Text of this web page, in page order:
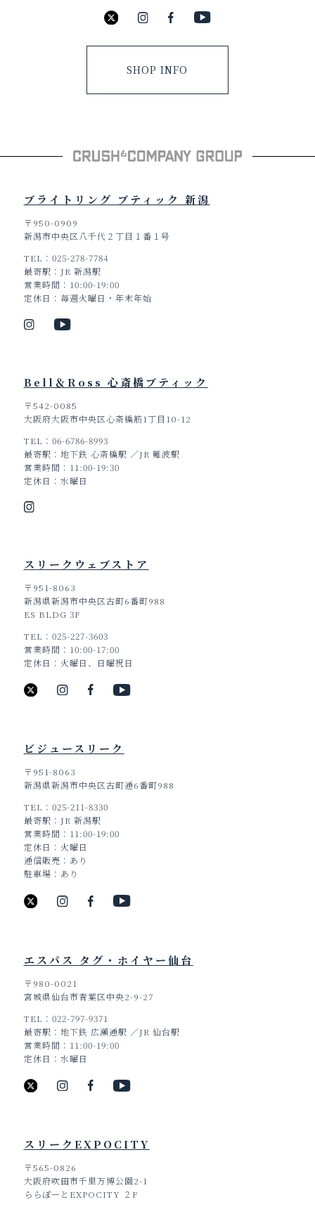
SHOP INFO
ブライトリング ブティック 新潟
〒950-0909
新潟市中央区八千代２丁目１番１号
TEL
025-278-7784
最寄駅
JR 新潟駅
営業時間
10:00-19:00
定休日
毎週火曜日・年末年始
Bell＆Ross 心斎橋ブティック
〒542-0085
大阪府大阪市中央区心斎橋筋1丁目10-12
TEL
06-6786-8993
最寄駅
地下鉄 心斎橋駅 ／JR 難波駅
営業時間
11:00-19:30
定休日
水曜日
スリークウェブストア
〒951-8063
新潟県新潟市中央区古町6番町988
ES BLDG 3F
TEL
025-227-3603
営業時間
10:00-17:00
定休日
火曜日、日曜祝日
ビジュースリーク
〒951-8063
新潟県新潟市中央区古町通6番町988
TEL
025-211-8330
最寄駅
JR 新潟駅
営業時間
11:00-19:00
定休日
火曜日
通信販売
あり
駐車場
あり
エスパス タグ・ホイヤー仙台
〒980-0021
宮城県仙台市青葉区中央2-9-27
TEL
022-797-9371
最寄駅
地下鉄 広瀬通駅 ／JR 仙台駅
営業時間
11:00-19:00
定休日
水曜日
スリークEXPOCITY
〒565-0826
大阪府吹田市千里万博公園2-1
ららぽーとEXPOCITY ２F